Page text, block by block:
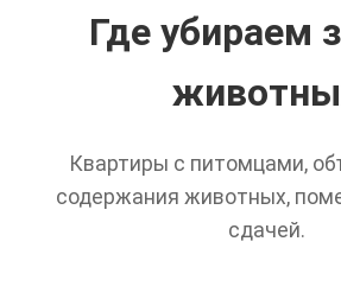
Где убираем
Квартиры с питомцами,
содержания животных,
сдачей.